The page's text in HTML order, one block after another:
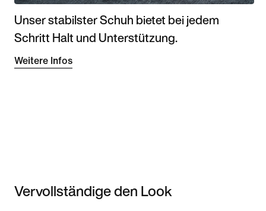
Unser stabilster Schuh bietet bei jedem
Schritt Halt und Unterstützung.
Weitere Infos
Vervollständige den Look